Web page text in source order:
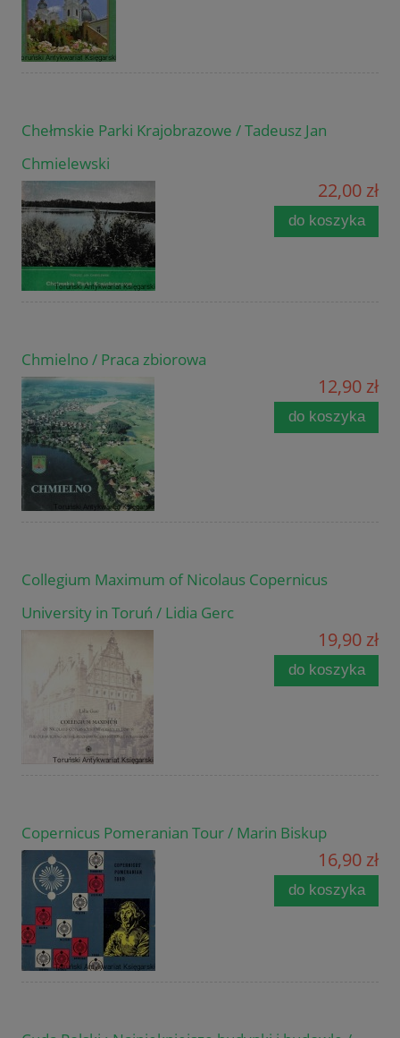
Chełmskie Parki Krajobrazowe / Tadeusz Jan
Chmielewski
22,00 zł
do koszyka
Chmielno / Praca zbiorowa
12,90 zł
do koszyka
Collegium Maximum of Nicolaus Copernicus
University in Toruń / Lidia Gerc
19,90 zł
do koszyka
Copernicus Pomeranian Tour / Marin Biskup
16,90 zł
do koszyka